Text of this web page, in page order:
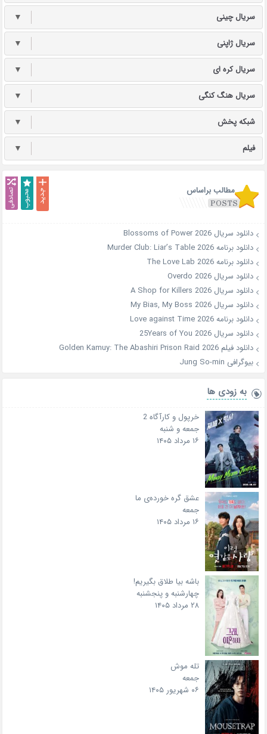
سریال چینی ▼
سریال ژاپنی ▼
سریال کره ای ▼
سریال هنگ کنگی ▼
شبکه پخش ▼
فیلم ▼
مطالب براساس
دانلود سریال Blossoms of Power 2026
دانلود برنامه Murder Club: Liar’s Table 2026
دانلود برنامه The Love Lab 2026
دانلود سریال Overdo 2026
دانلود سریال A Shop for Killers 2026
دانلود سریال My Bias, My Boss 2026
دانلود برنامه Love against Time 2026
دانلود سریال 25Years of You 2026
دانلود فیلم Golden Kamuy: The Abashiri Prison Raid 2026
بیوگرافی Jung So-min
به زودی ها
خرپول و کارآگاه 2
جمعه و شنبه
۱۶ مرداد ۱۴۰۵
عشق گره خورده‌ی ما
جمعه
۱۶ مرداد ۱۴۰۵
باشه بیا طلاق بگیریم!
چهارشنبه و پنجشنبه
۲۸ مرداد ۱۴۰۵
تله موش
جمعه
۰۶ شهریور ۱۴۰۵